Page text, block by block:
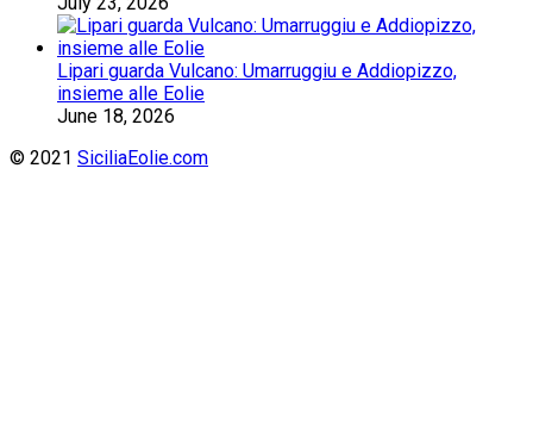
Lipari guarda Vulcano: Umarruggiu e Addiopizzo,
insieme alle Eolie
June 18, 2026
© 2021 SiciliaEolie.com